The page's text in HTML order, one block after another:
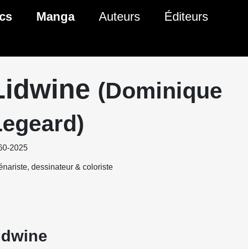
BD
Comics
Manga
Genres Manga
Auteurs Éditeurs
(Dominique
2025
dessinateur & coloriste